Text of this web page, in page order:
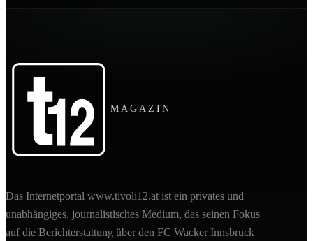
MAGAZIN
Das Internetportal www.tivoli12.at ist ein privates und
unabhängiges, journalistisches Medium, das seinen Fokus
auf die Berichterstattung über den FC Wacker Innsbruck